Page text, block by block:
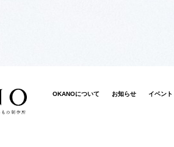
OKANOについて お知らせ イベント